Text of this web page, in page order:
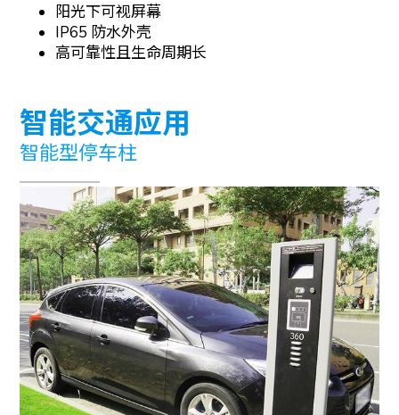
阳光下可视屏幕
IP65 防水外壳
高可靠性且生命周期长
智能交通应用
智能型停车柱